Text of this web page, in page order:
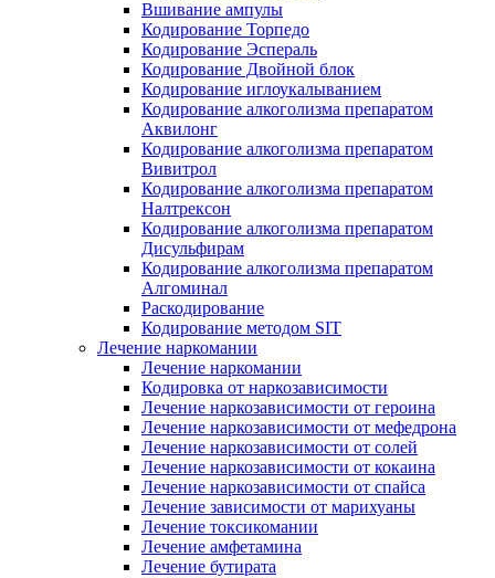
Вшивание ампулы
Кодирование Торпедо
Кодирование Эспераль
Кодирование Двойной блок
Кодирование иглоукалыванием
Кодирование алкоголизма препаратом
Аквилонг
Кодирование алкоголизма препаратом
Вивитрол
Кодирование алкоголизма препаратом
Налтрексон
Кодирование алкоголизма препаратом
Дисульфирам
Кодирование алкоголизма препаратом
Алгоминал
Раскодирование
Кодирование методом SIT
Лечение наркомании
Лечение наркомании
Кодировка от наркозависимости
Лечение наркозависимости от героина
Лечение наркозависимости от мефедрона
Лечение наркозависимости от солей
Лечение наркозависимости от кокаина
Лечение наркозависимости от спайса
Лечение зависимости от марихуаны
Лечение токсикомании
Лечение амфетамина
Лечение бутирата